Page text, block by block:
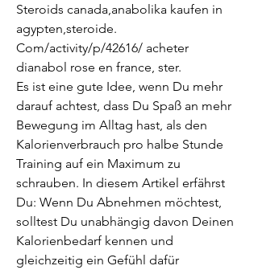
Steroids canada,anabolika kaufen in
agypten,steroide.
Com/activity/p/42616/ acheter
dianabol rose en france, ster.
Es ist eine gute Idee, wenn Du mehr
darauf achtest, dass Du Spaß an mehr
Bewegung im Alltag hast, als den
Kalorienverbrauch pro halbe Stunde
Training auf ein Maximum zu
schrauben. In diesem Artikel erfährst
Du: Wenn Du Abnehmen möchtest,
solltest Du unabhängig davon Deinen
Kalorienbedarf kennen und
gleichzeitig ein Gefühl dafür